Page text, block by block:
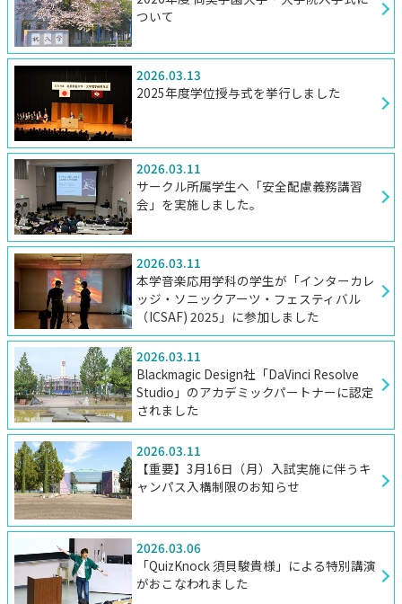
ついて
2026.03.13
2025年度学位授与式を挙行しました
2026.03.11
サークル所属学生へ「安全配慮義務講習
会」を実施しました。
2026.03.11
本学音楽応用学科の学生が「インターカレ
ッジ・ソニックアーツ・フェスティバル
（ICSAF) 2025」に参加しました
2026.03.11
Blackmagic Design社「DaVinci Resolve
Studio」のアカデミックパートナーに認定
されました
2026.03.11
【重要】3月16日（月）入試実施に伴うキ
ャンパス入構制限のお知らせ
2026.03.06
「QuizKnock 須貝駿貴様」による特別講演
がおこなわれました